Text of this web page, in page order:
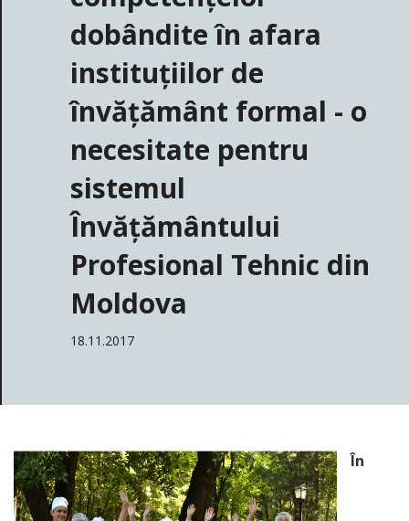
dobândite în afara
instituțiilor de
învățământ formal - o
necesitate pentru
sistemul
Învățământului
Profesional Tehnic din
Moldova
18.11.2017
În